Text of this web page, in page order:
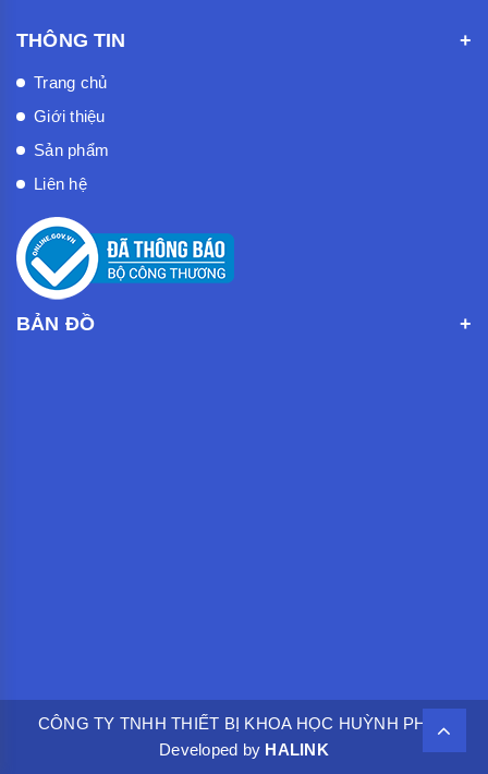
THÔNG TIN
Trang chủ
Giới thiệu
Sản phẩm
Liên hệ
BẢN ĐỒ
CÔNG TY TNHH THIẾT BỊ KHOA HỌC HUỲNH PHÁT.
Developed by HALINK